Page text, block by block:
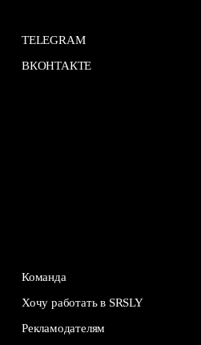
TELEGRAM
ВКОНТАКТЕ
Команда
Хочу работать в SRSLY
Рекламодателям